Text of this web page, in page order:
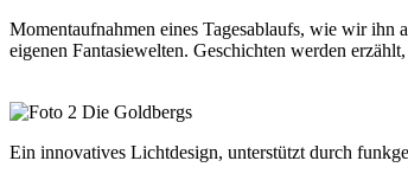
Momentaufnahmen eines Tagesablaufs, wie wir ihn
eigenen Fantasiewelten. Geschichten werden
Ein innovatives Lichtdesign, unterstützt durch